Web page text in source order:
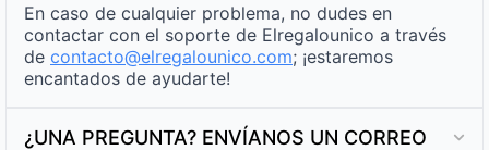
En caso de cualquier problema, no dudes en
contactar con el soporte de Elregalounico a través
de contacto@elregalounico.com; ¡estaremos
encantados de ayudarte!
¿UNA PREGUNTA? ENVÍANOS UN CORREO